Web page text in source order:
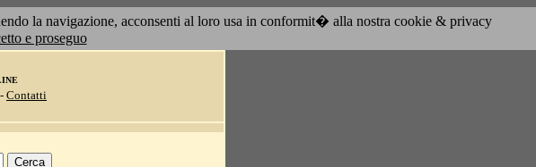
la navigazione, acconsenti al loro usa in conformit� alla nostra cookie & privacy
e proseguo
- Contatti